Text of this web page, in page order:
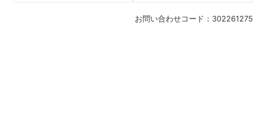
お問い合わせコード： 302261275